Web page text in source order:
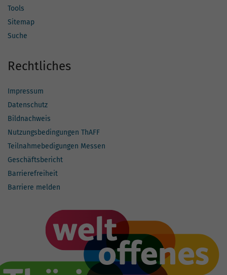
Tools
Sitemap
Suche
Rechtliches
Impressum
Datenschutz
Bildnachweis
Nutzungsbedingungen ThAFF
Teilnahmebedigungen Messen
Geschäftsbericht
Barrierefreiheit
Barriere melden